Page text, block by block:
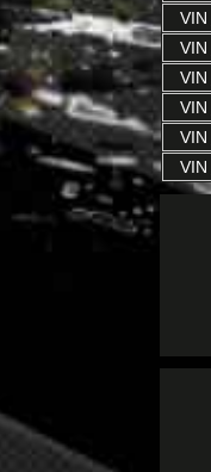
VIN
VIN
VIN
VIN
VIN
VIN